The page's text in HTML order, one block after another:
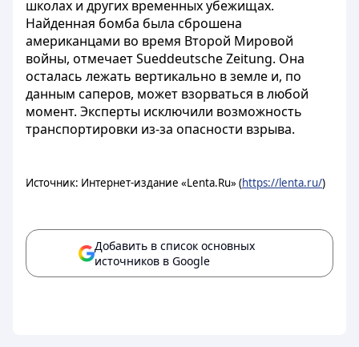
школах и других временных убежищах.
Найденная бомба была сброшена
американцами во время Второй Мировой
войны, отмечает Sueddeutsche Zeitung. Она
осталась лежать вертикально в земле и, по
данным саперов, может взорваться в любой
момент. Эксперты исключили возможность
транспортировки из-за опасности взрыва.
Источник: Интернет-издание «Lenta.Ru» (https://lenta.ru/)
Добавить в список основных
источников в Google